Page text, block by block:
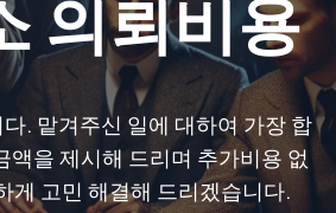
의뢰비용
. 맡겨주신 일에 대하여 가장 합
액을 제시해 드리며 추가비용 없
게 고민 해결해 드리겠습니다.